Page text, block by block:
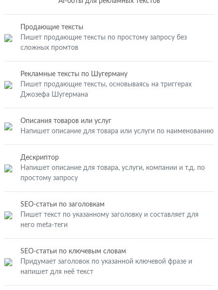
Продающие тексты
Пишет продающие тексты по простому запросу без
сложных промтов
Рекламные тексты по Шугерману
Пишет продающие тексты, основываясь на триггерах
Джозефа Шугермана
Описания товаров или услуг
Напишет описание для товара или услуги по наименованию
Дескриптор
Напишет описание для товара, услуги, компании и т.д. по
простому запросу
SEO-статьи по заголовкам
Пишет текст по указанному заголовку и составляет для
него meta-теги
SEO-статьи по ключевым словам
Придумает заголовок по указанной ключевой фразе и
напишет для неё текст